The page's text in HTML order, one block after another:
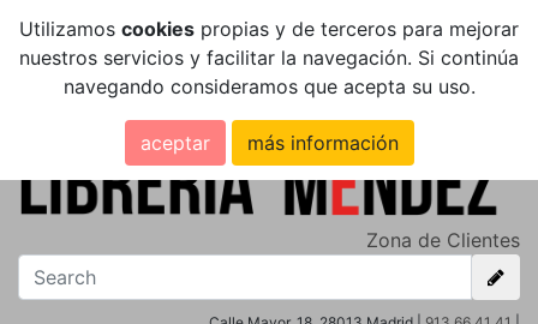
Utilizamos cookies propias y de terceros para mejorar
nuestros servicios y facilitar la navegación. Si continúa
navegando consideramos que acepta su uso.
aceptar más información
Zona de Clientes